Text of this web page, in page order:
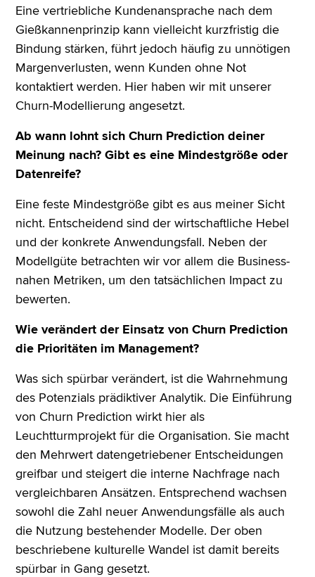
Eine vertriebliche Kundenansprache nach dem
Gießkannenprinzip kann vielleicht kurzfristig die
Bindung stärken, führt jedoch häufig zu unnötigen
Margenverlusten, wenn Kunden ohne Not
kontaktiert werden. Hier haben wir mit unserer
Churn-Modellierung angesetzt.
Ab wann lohnt sich Churn Prediction deiner
Meinung nach? Gibt es eine Mindestgröße oder
Datenreife?
Eine feste Mindestgröße gibt es aus meiner Sicht
nicht. Entscheidend sind der wirtschaftliche Hebel
und der konkrete Anwendungsfall. Neben der
Modellgüte betrachten wir vor allem die Business-
nahen Metriken, um den tatsächlichen Impact zu
bewerten.
Wie verändert der Einsatz von Churn Prediction
die Prioritäten im Management?
Was sich spürbar verändert, ist die Wahrnehmung
des Potenzials prädiktiver Analytik. Die Einführung
von Churn Prediction wirkt hier als
Leuchtturmprojekt für die Organisation. Sie macht
den Mehrwert datengetriebener Entscheidungen
greifbar und steigert die interne Nachfrage nach
vergleichbaren Ansätzen. Entsprechend wachsen
sowohl die Zahl neuer Anwendungsfälle als auch
die Nutzung bestehender Modelle. Der oben
beschriebene kulturelle Wandel ist damit bereits
spürbar in Gang gesetzt.